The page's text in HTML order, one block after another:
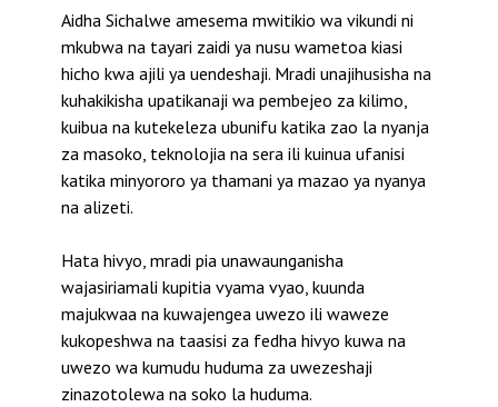
Aidha Sichalwe amesema mwitikio wa vikundi ni
mkubwa na tayari zaidi ya nusu wametoa kiasi
hicho kwa ajili ya uendeshaji. Mradi unajihusisha na
kuhakikisha upatikanaji wa pembejeo za kilimo,
kuibua na kutekeleza ubunifu katika zao la nyanja
za masoko, teknolojia na sera ili kuinua ufanisi
katika minyororo ya thamani ya mazao ya nyanya
na alizeti.
Hata hivyo, mradi pia unawaunganisha
wajasiriamali kupitia vyama vyao, kuunda
majukwaa na kuwajengea uwezo ili waweze
kukopeshwa na taasisi za fedha hivyo kuwa na
uwezo wa kumudu huduma za uwezeshaji
zinazotolewa na soko la huduma.